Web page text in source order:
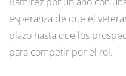
esperanza de que el
plazo hasta que los
para competir por el rol.